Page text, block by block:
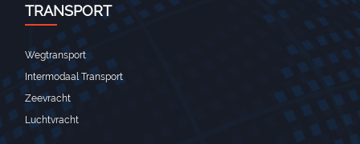
TRANSPORT
Wegtransport
Intermodaal Transport
Zeevracht
Luchtvracht